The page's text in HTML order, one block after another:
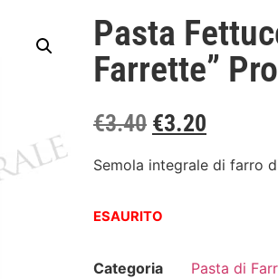
Pasta
Farrette”
€3.40 €3.20
Semola integrale di farro
ESAURITO
Categoria
Pasta di